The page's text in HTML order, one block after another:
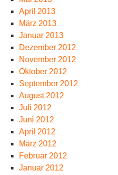
April 2013
März 2013
Januar 2013
Dezember 2012
November 2012
Oktober 2012
September 2012
August 2012
Juli 2012
Juni 2012
April 2012
März 2012
Februar 2012
Januar 2012